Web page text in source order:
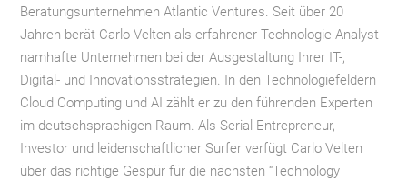
Beratungsunternehmen Atlantic Ventures. Seit über 20
Jahren berät Carlo Velten als erfahrener Technologie Analyst
namhafte Unternehmen bei der Ausgestaltung Ihrer IT-,
Digital- und Innovationsstrategien. In den Technologiefeldern
Cloud Computing und AI zählt er zu den führenden Experten
im deutschsprachigen Raum. Als Serial Entrepreneur,
Investor und leidenschaftlicher Surfer verfügt Carlo Velten
über das richtige Gespür für die nächsten “Technology